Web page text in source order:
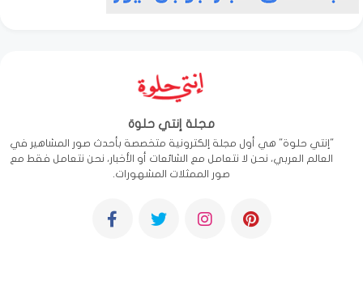
مجلة إنتي حلوة
"إنتي حلوة" هي أول مجلة إلكترونية متخصصة بأحدث صور المشاهير في
العالم العربي، نحن لا نتعامل مع الشائعات أو الأخبار، نحن نتعامل فقط مع
صور الممثلات المشهورات.